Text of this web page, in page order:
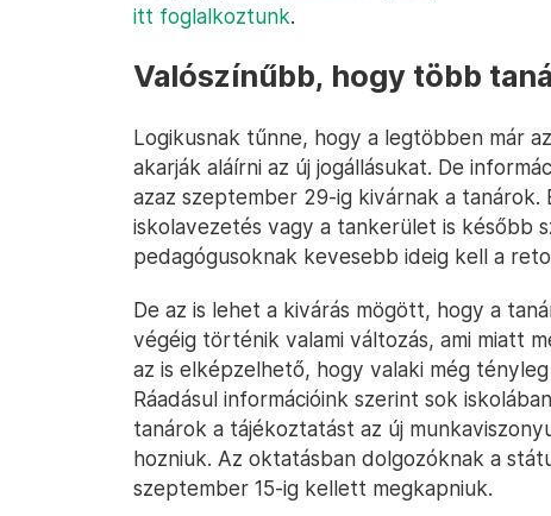
itt foglalkoztunk.
Valószínűbb, hogy több
Logikusnak tűnne, hogy a legtöbben már
akarják aláírni az új jogállásukat. De
azaz szeptember 29-ig kivárnak a tanárok.
iskolavezetés vagy a tankerület is később
pedagógusoknak kevesebb ideig kell a
De az is lehet a kivárás mögött, hogy a
végéig történik valami változás, ami miatt
az is elképzelhető, hogy valaki még
Ráadásul információink szerint sok
tanárok a tájékoztatást az új
hozniuk. Az oktatásban dolgozóknak a
szeptember 15-ig kellett megkapniuk.